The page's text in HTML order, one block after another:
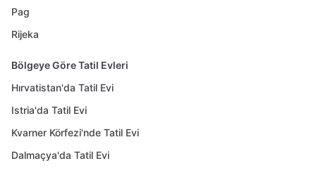
Pag
Rijeka
Bölgeye Göre Tatil Evleri
Hırvatistan'da Tatil Evi
Istria'da Tatil Evi
Kvarner Körfezi'nde Tatil Evi
Dalmaçya'da Tatil Evi